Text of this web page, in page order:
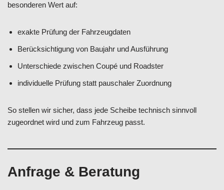
besonderen Wert auf:
exakte Prüfung der Fahrzeugdaten
Berücksichtigung von Baujahr und Ausführung
Unterschiede zwischen Coupé und Roadster
individuelle Prüfung statt pauschaler Zuordnung
So stellen wir sicher, dass jede Scheibe technisch sinnvoll
zugeordnet wird und zum Fahrzeug passt.
Anfrage & Beratung